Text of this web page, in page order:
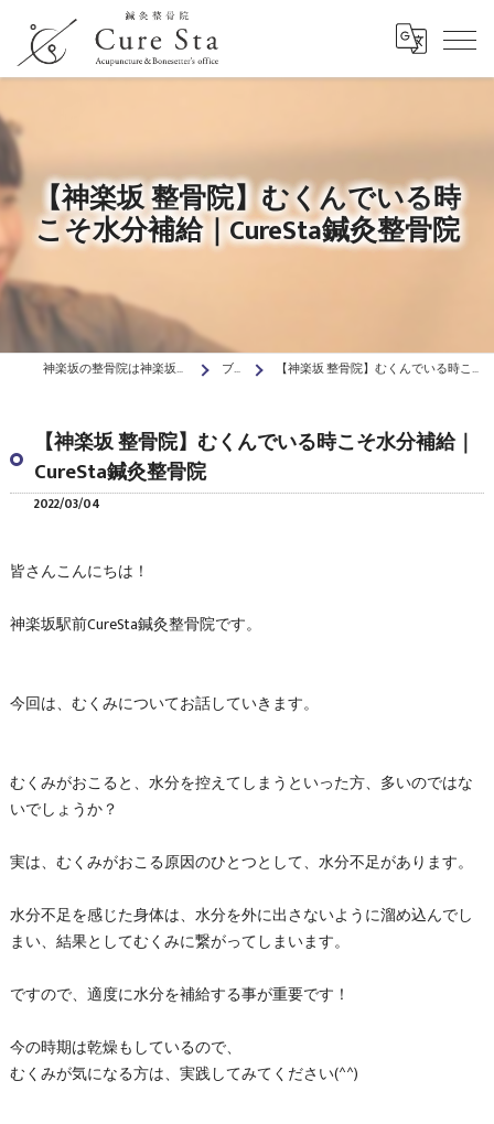
【神楽坂 整骨院】むくんでいる時
こそ水分補給｜CureSta鍼灸整骨院
神楽坂の整骨院は神楽坂駅前Cure Sta鍼灸整骨院 ブログ 【神楽坂 整骨院】むくんでいる時こそ水分補給｜CureSta鍼灸整骨院
【神楽坂 整骨院】むくんでいる時こそ水分補給｜
CureSta鍼灸整骨院
2022/03/04
皆さんこんにちは！
神楽坂駅前CureSta鍼灸整骨院です。
今回は、むくみについてお話していきます。
むくみがおこると、水分を控えてしまうといった方、多いのではな
いでしょうか？
実は、むくみがおこる原因のひとつとして、水分不足があります。
水分不足を感じた身体は、水分を外に出さないように溜め込んでし
まい、結果としてむくみに繋がってしまいます。
ですので、適度に水分を補給する事が重要です！
今の時期は乾燥もしているので、
むくみが気になる方は、実践してみてください(^^)